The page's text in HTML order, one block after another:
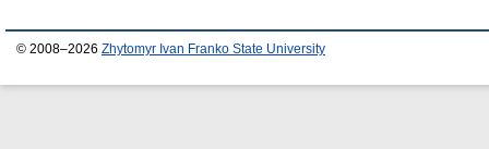
© 2008–2026 Zhytomyr Ivan Franko State University